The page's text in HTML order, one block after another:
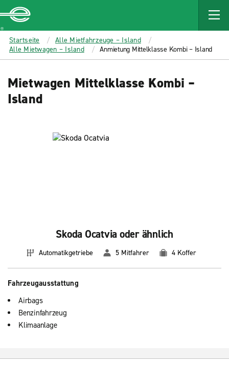
MAIN
CONTENT
Enterprise
Startseite
Alle Mietfahrzeuge – Island
Alle Mietwagen – Island
Anmietung Mittelklasse Kombi – Island
Mietwagen Mittelklasse Kombi –
Island
Skoda Ocatvia oder ähnlich
Automatikgetriebe 5 Mitfahrer 4 Koffer
Fahrzeugausstattung
Airbags
Benzinfahrzeug
Klimaanlage